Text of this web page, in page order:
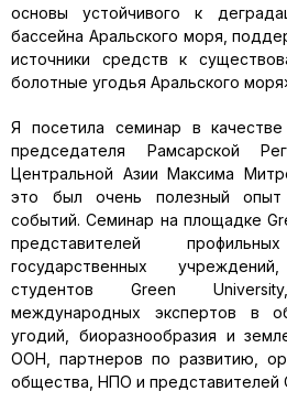
основы устойчивого к
бассейна Аральского моря,
источники средств к
болотные угодья Аральского
Я посетила семинар в
председателя Рамсарской
Центральной Азии Максима
это был очень полезный опыт
событий. Cеминар на площадке
представителей
государственных
студентов Green
международных экспертов в
угодий, биоразнообразия и
ООН, партнеров по развитию,
общества, НПО и представителей